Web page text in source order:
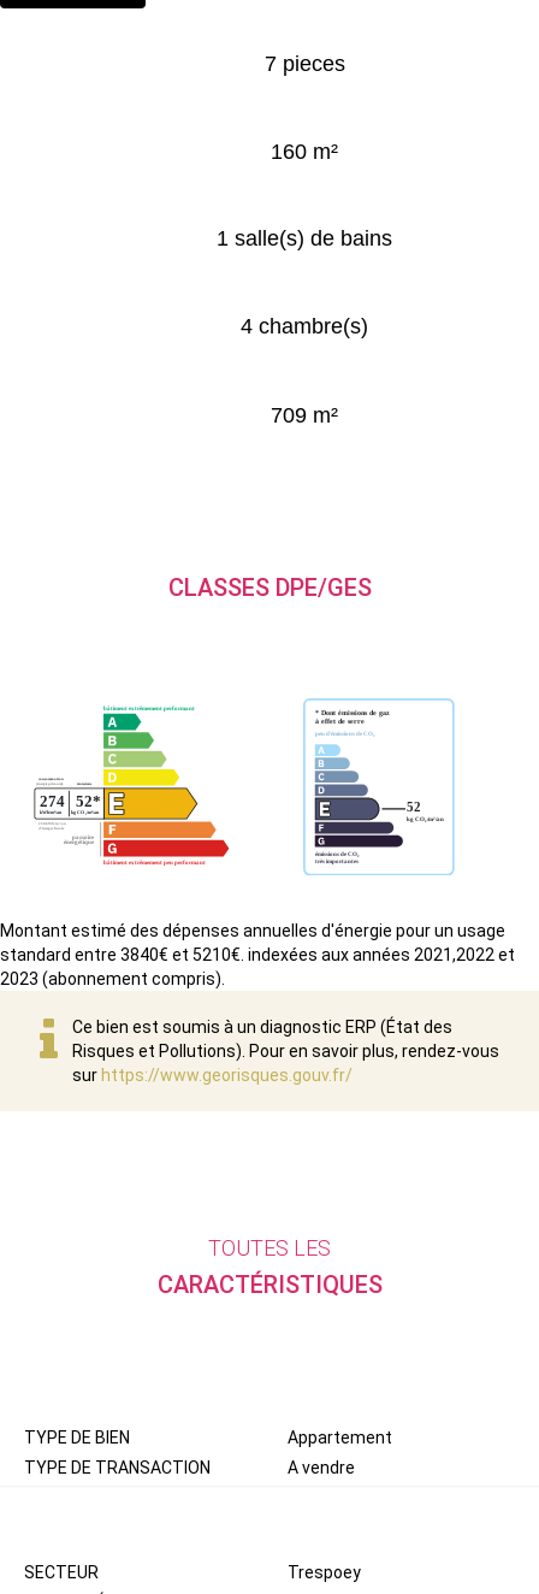
7 pieces
160 m²
1 salle(s) de bains
4 chambre(s)
709 m²
CLASSES DPE/GES
Montant estimé des dépenses annuelles d'énergie pour un usage
standard entre 3840€ et 5210€. indexées aux années 2021,2022 et
2023 (abonnement compris).
Ce bien est soumis à un diagnostic ERP (État des
Risques et Pollutions). Pour en savoir plus, rendez-vous
sur https://www.georisques.gouv.fr/
TOUTES LES
CARACTÉRISTIQUES
TYPE DE BIEN
Appartement
TYPE DE TRANSACTION
A vendre
SECTEUR
Trespoey